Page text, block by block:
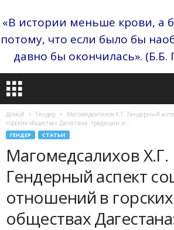
«В истории меньше крови, а
потому, что если было бы
давно бы окончилась». (Б.Б.
Домой Гендер
Магомедсалихов Х.Г. Гендерный
горских обществах Дагестана: традиции и...
ГЕНДЕР СТАТЬИ
Магомедсалихов Х.Г.
Гендерный аспект
отношений в горских
обществах